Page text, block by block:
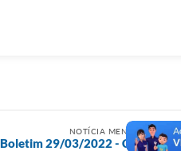
NOTÍCIA MENOS RECENTE
Boletim 29/03/2022 - COVID-19